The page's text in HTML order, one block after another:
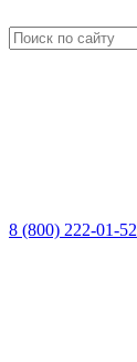
8 (800) 222-01-52